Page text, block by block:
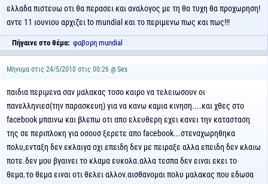
ελλαδα πιστευω οτι θα περασει και αναλογος με τη θα τυχη θα προχωρηση!
αντε 11 ιουνιου αρχιζει to mundial και το περιμενω πως και πως!!!
Πήγαινε στο θέμα: φαβορη mundial
Μήνυμα στις 24/5/2010 στις 00:26 @Sex
παιδια περιμενα σαν μαλακας τοσο καιρο να τελειωσουν οι
πανελληνιεσ(την παρασκευη) για να κανω καμια κινηση....και χθες στο
facebook μπαινω και βλεπω οτι απο ελευθερη εχει κανει την κατασταση
της σε περιπλοκη για οσουσ ξερετε απο facebook...στεναχωρηθηκα
πολυ,ενταξη δεν εκλαιγα οχι επειδη δεν με πειραξε αλλα επειδη δεν κλαιω
ποτε.δεν μου βγαινει το κλαμα ευκολα.αλλα τεσπα δεν ειναι εκει το
θεμα.το θεμα ειναι οτι θελει αλλον.αισθανομαι πολυ μαλακας που εδωσα